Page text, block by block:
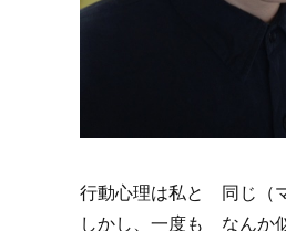
行動心理は私と 同じ（
しかし、一度も なんか